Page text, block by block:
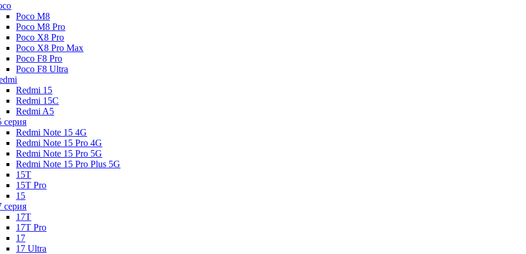
Poco M8
Poco M8 Pro
Poco X8 Pro
Poco X8 Pro Max
Poco F8 Pro
Poco F8 Ultra
Redmi 15
Redmi 15C
Redmi A5
серия
Redmi Note 15 4G
Redmi Note 15 Pro 4G
Redmi Note 15 Pro 5G
Redmi Note 15 Pro Plus 5G
15T
15T Pro
15
серия
17T
17T Pro
17
17 Ultra